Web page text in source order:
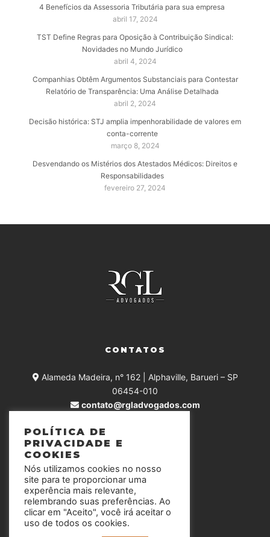
4 Benefícios da Assessoria Tributária para sua empresa
abril 17, 2024
TST Define Regras para Oposição à Contribuição Sindical:
Novidades no Mundo Jurídico
abril 4, 2024
Companhias Obtêm Argumentos Substanciais para Contestar
Relatório de Transparência: Uma Análise Detalhada
abril 2, 2024
Decisão histórica: STJ amplia impenhorabilidade de valores em
conta-corrente
março 8, 2024
Desvendando os Mistérios dos Atestados Médicos: Direitos e
Responsabilidades
fevereiro 27, 2024
CONTATOS
Alameda Madeira, n° 162 | Alphaville, Barueri – SP
06454-010
contato@rgladvogados.com
SIGA-NOS
POLÍTICA DE
PRIVACIDADE E
COOKIES
Nós utilizamos cookies no nosso
site para te proporcionar uma
experência mais relevante,
relembrando suas preferências. Ao
clicar em "Aceito", você irá aceitar o
uso de todos os cookies.